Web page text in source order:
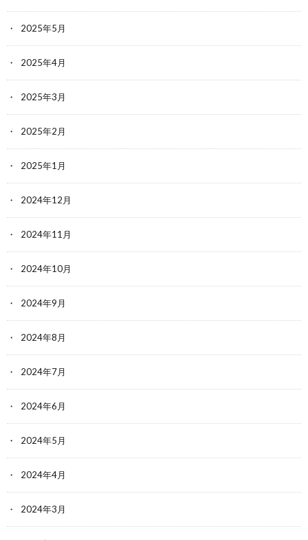
2025年5月
2025年4月
2025年3月
2025年2月
2025年1月
2024年12月
2024年11月
2024年10月
2024年9月
2024年8月
2024年7月
2024年6月
2024年5月
2024年4月
2024年3月